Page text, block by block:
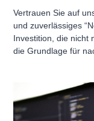
Vertrauen Sie auf
und zuverlässiges
Investition, die nicht
die Grundlage für